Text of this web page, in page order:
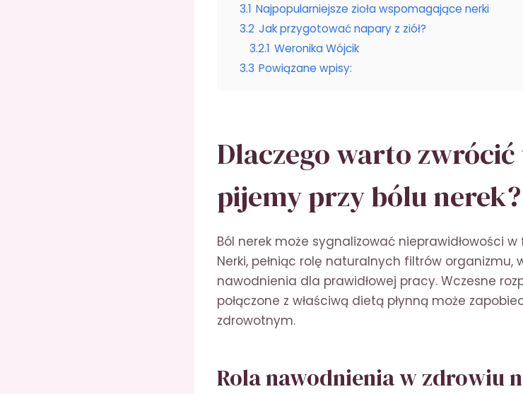
3.1 Najpopularniejsze zioła wspomagające nerki
3.2 Jak przygotować napary z ziół?
3.2.1 Weronika Wójcik
3.3 Powiązane wpisy:
Dlaczego warto
pijemy przy bólu nerek?
Ból nerek może sygnalizować nieprawidłowości
Nerki, pełniąc rolę naturalnych filtrów
nawodnienia dla prawidłowej pracy. Wczesne
połączone z właściwą dietą płynną może
zdrowotnym.
Rola nawodnienia w zdrowiu